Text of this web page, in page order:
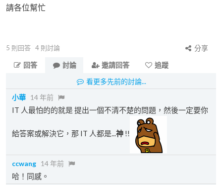
請各位幫忙
5 則回答 4 則討論
分享
回答
討論 邀請回答
追蹤
看更多先前的討論...
小華 14 年前
IT 人最怕的的就是 提出一個不清不楚的問題，然後一定要你
給答案或解決它，那 IT 人都是...神 !!
ccwang 14 年前
哈！同感。